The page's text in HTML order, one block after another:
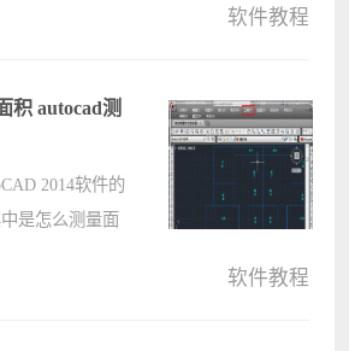
如何解决，今
软件教程
积 autocad测
2014软件的
是怎么测量面
软件教程